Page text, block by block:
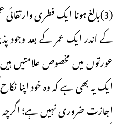
(3)بالغ ہونا ایک فطری
کے اندر ایک عمر کے بعد وجود
عورتوں میں مخصوص علامتیں
ایک یہ بھی ہے کہ وہ خود اپنا
اجازت ضروری نہیں ہے؛ اگرچہ